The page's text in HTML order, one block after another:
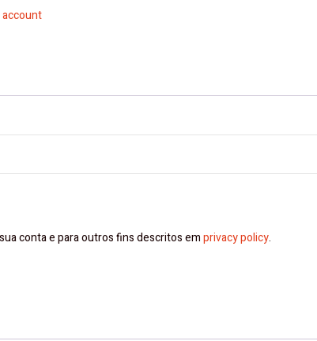
account
conta e para outros fins descritos emprivacy policy.